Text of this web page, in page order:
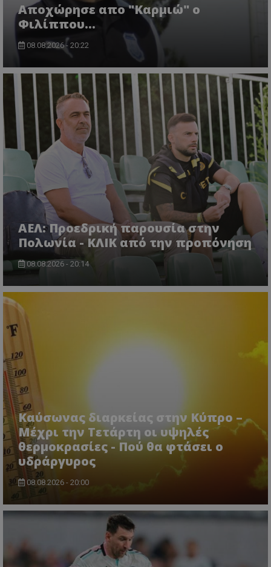
Aποχώρησε απο "Καρμιώ" ο
Φιλίππου...
08.08.2026 - 20:22
ΑΕΛ: Προεδρική παρουσία στην
Πολωνία - ΚΛΙΚ από την προπόνηση
08.08.2026 - 20:14
Καύσωνας διαρκείας στην Κύπρο –
Μέχρι την Τετάρτη οι υψηλές
θερμοκρασίες - Πού θα φτάσει ο
υδράργυρος
08.08.2026 - 20:00